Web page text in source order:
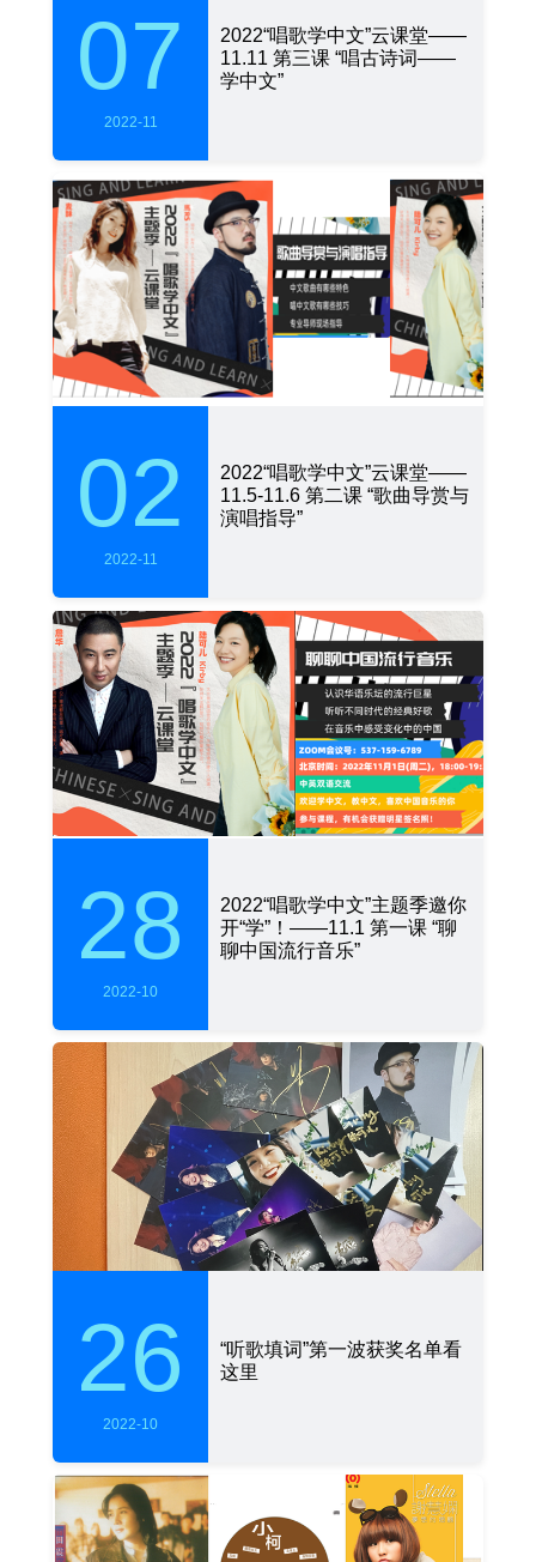
07
2022-11
2022“唱歌学中文”云课堂——
11.11 第三课 “唱古诗词——
学中文”
02
2022-11
2022“唱歌学中文”云课堂——
11.5-11.6 第二课 “歌曲导赏与
演唱指导”
28
2022-10
2022“唱歌学中文”主题季邀你
开“学”！——11.1 第一课 “聊
聊中国流行音乐”
26
2022-10
“听歌填词”第一波获奖名单看
这里